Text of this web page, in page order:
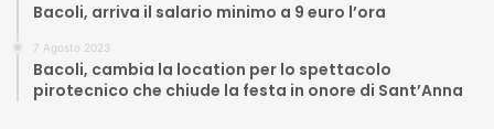
Bacoli, arriva il salario minimo a 9 euro l’ora
7 Agosto 2023
Bacoli, cambia la location per lo spettacolo
pirotecnico che chiude la festa in onore di Sant’Anna